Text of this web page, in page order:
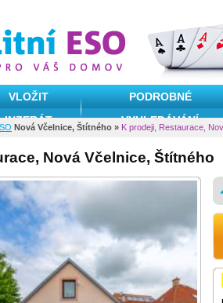
Nová Včelnice, Štítného » K prodeji, Restaurace,
Nová Včelnice, Štítného
VLOŽIT
INZERÁT
PODROBNÉ
VYHLEDÁVÁNÍ